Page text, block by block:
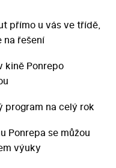
přímo u vás ve třídě,
na řešení
kině Ponrepo
program na celý rok
Ponrepa se můžou
výuky